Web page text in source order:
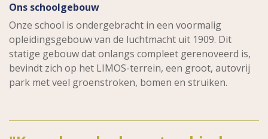
Ons schoolgebouw
Onze school is ondergebracht in een voormalig
opleidingsgebouw van de luchtmacht uit 1909. Dit
statige gebouw dat onlangs compleet gerenoveerd is,
bevindt zich op het LIMOS-terrein, een groot, autovrij
park met veel groenstroken, bomen en struiken.